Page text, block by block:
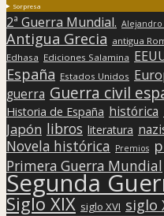
Sorpresa
2ª Guerra Mundial. Alejandro
Antigua Grecia antigua
Edhasa Ediciones Salamina
España Estados Unidos
guerra Guerra civil
Historia de España histórica
Japón libros literatura
Novela histórica Premios
Primera Guerra Mundial
Segunda
Siglo XIX siglo XVI siglo